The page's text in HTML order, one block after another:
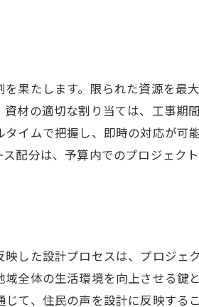
略的展開
果たします。限られた資源を最
材の適切な割り当ては、工事期
イムで把握し、即時の対応が可
配分は、予算内でのプロジェク
した設計プロセスは、プロジェ
全体の生活環境を向上させる鍵
て、住民の声を設計に反映する